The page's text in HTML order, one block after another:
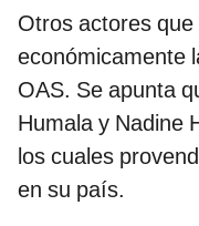
Otros actores
económicamente
OAS. Se apunta
Humala y Nadine
los cuales
en su país.